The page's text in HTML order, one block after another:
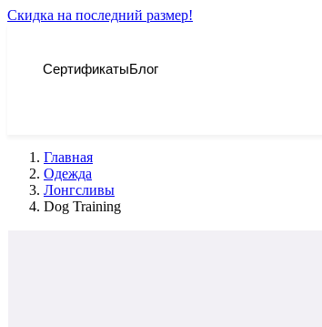
Скидка на последний размер!
СертификатыБлог
Главная
Одежда
Лонгсливы
Dog Training